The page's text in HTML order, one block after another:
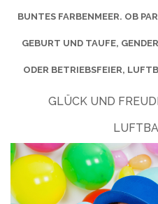
BUNTES FARBENMEER. OB
GEBURT UND TAUFE,
ODER BETRIEBSFEIER,
GLÜCK UND